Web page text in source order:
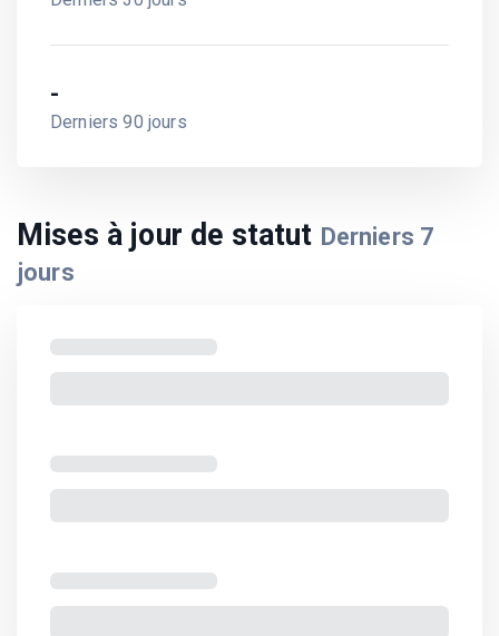
-
Derniers 90 jours
Mises à jour de statut Derniers 7
jours